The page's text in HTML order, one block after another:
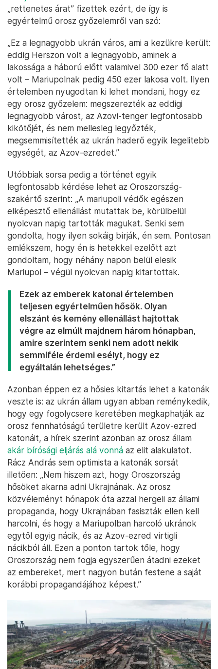
„rettenetes árat” fizettek ezért, de így is
egyértelmű orosz győzelemről van szó:
„Ez a legnagyobb ukrán város, ami a kezükre került:
eddig Herszon volt a legnagyobb, aminek a
lakossága a háború előtt valamivel 300 ezer fő alatt
volt – Mariupolnak pedig 450 ezer lakosa volt. Ilyen
értelemben nyugodtan ki lehet mondani, hogy ez
egy orosz győzelem: megszerezték az eddigi
legnagyobb várost, az Azovi-tenger legfontosabb
kikötőjét, és nem mellesleg legyőzték,
megsemmisítették az ukrán haderő egyik legelitebb
egységét, az Azov-ezredet.”
Utóbbiak sorsa pedig a történet egyik
legfontosabb kérdése lehet az Oroszország-
szakértő szerint: „A mariupoli védők egészen
elképesztő ellenállást mutattak be, körülbelül
nyolcvan napig tartották magukat. Senki sem
gondolta, hogy ilyen sokáig bírják, én sem. Pontosan
emlékszem, hogy én is hetekkel ezelőtt azt
gondoltam, hogy néhány napon belül elesik
Mariupol – végül nyolcvan napig kitartottak.
Ezek az emberek katonai értelemben
teljesen egyértelműen hősök. Olyan
elszánt és kemény ellenállást hajtottak
végre az elmúlt majdnem három hónapban,
amire szerintem senki nem adott nekik
semmiféle érdemi esélyt, hogy ez
egyáltalán lehetséges.”
Azonban éppen ez a hősies kitartás lehet a katonák
veszte is: az ukrán állam ugyan abban reménykedik,
hogy egy fogolycsere keretében megkaphatják az
orosz fennhatóságú területre került Azov-ezred
katonáit, a hírek szerint azonban az orosz állam
akár bírósági eljárás alá vonná az elit alakulatot.
Rácz András sem optimista a katonák sorsát
illetően: „Nem hiszem azt, hogy Oroszország
hősöket akarna adni Ukrajnának. Az orosz
közvéleményt hónapok óta azzal hergeli az állami
propaganda, hogy Ukrajnában fasiszták ellen kell
harcolni, és hogy a Mariupolban harcoló ukránok
egytől egyig nácik, és az Azov-ezred virtigli
nácikból áll. Ezen a ponton tartok tőle, hogy
Oroszország nem fogja egyszerűen átadni ezeket
az embereket, mert nagyon bután festene a saját
korábbi propagandájához képest.”